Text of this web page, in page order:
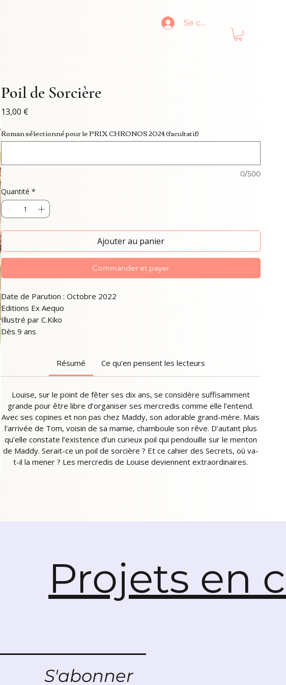
Se connecter
Poil de Sorcière
13,00 €Prix
Roman sélectionné pour le PRIX CHRONOS 2024 (facultatif)
0/500
Quantité *
Ajouter au panier
Commander et payer
Date de Parution : Octobre 2022
Editions Ex Aequo
Illustré par C.Kiko
Dès 9 ans
Résumé Ce qu’en pensent les lecteurs
Louise, sur le point de fêter ses dix ans, se considère suffisamment
grande pour être libre d’organiser ses mercredis comme elle l’entend.
Avec ses copines et non pas chez Maddy, son adorable grand-mère. Mais
l’arrivée de Tom, voisin de sa mamie, chamboule son rêve. D’autant plus
qu’elle constate l’existence d’un curieux poil qui pendouille sur le menton
de Maddy. Serait-ce un poil de sorcière ? Et ce cahier des Secrets, où va-
t-il la mener ? Les mercredis de Louise deviennent extraordinaires.
Projets en
S'abonner